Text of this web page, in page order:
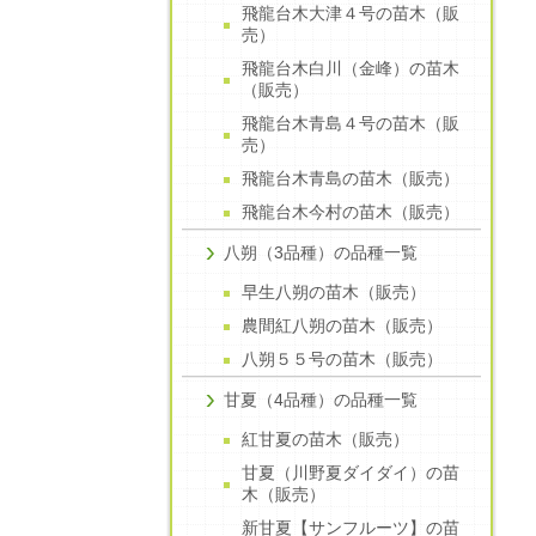
飛龍台木大津４号の苗木（販
売）
飛龍台木白川（金峰）の苗木
（販売）
飛龍台木青島４号の苗木（販
売）
飛龍台木青島の苗木（販売）
飛龍台木今村の苗木（販売）
八朔（3品種）の品種一覧
早生八朔の苗木（販売）
農間紅八朔の苗木（販売）
八朔５５号の苗木（販売）
甘夏（4品種）の品種一覧
紅甘夏の苗木（販売）
甘夏（川野夏ダイダイ）の苗
木（販売）
新甘夏【サンフルーツ】の苗